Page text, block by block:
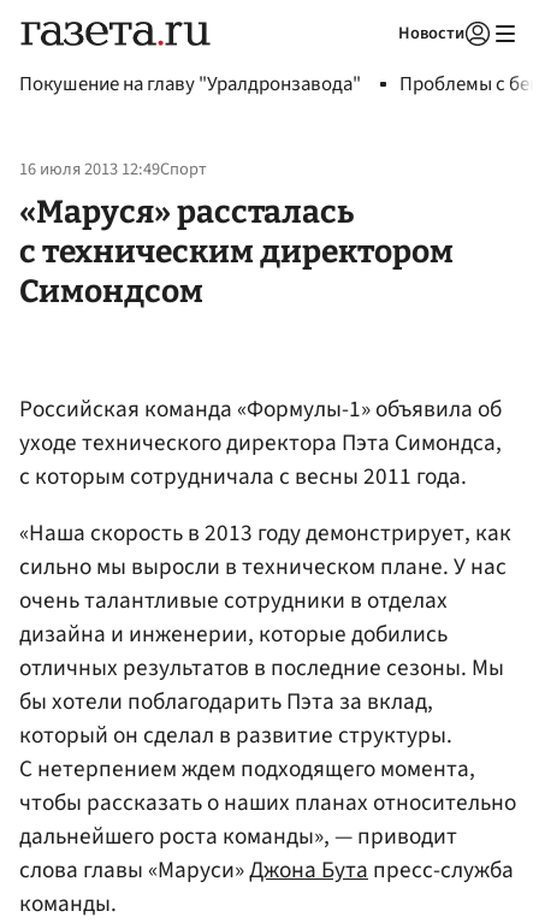
Новости
Покушение на главу "Уралдронзавода" Проблемы с
16 июля 2013 12:49Спорт
«Маруся» рассталась
с техническим директором
Симондсом
Российская команда «Формулы-1» объявила об
уходе технического директора Пэта Симондса,
с которым сотрудничала с весны 2011 года.
«Наша скорость в 2013 году демонстрирует, как
сильно мы выросли в техническом плане. У нас
очень талантливые сотрудники в отделах
дизайна и инженерии, которые добились
отличных результатов в последние сезоны. Мы
бы хотели поблагодарить Пэта за вклад,
который он сделал в развитие структуры.
С нетерпением ждем подходящего момента,
чтобы рассказать о наших планах относительно
дальнейшего роста команды», — приводит
слова главы «Маруси»Джона Бутапресс-служба
команды.